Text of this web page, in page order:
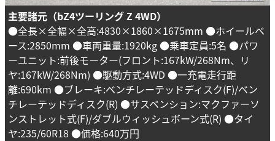
主要諸元（bZ4ツーリング Z 4WD）
●全長×全幅×全高:4830×1860×1675mm ●ホイールベ
ース:2850mm ●車両重量:1920kg ●乗車定員:5名 ●パワ
ーユニット:前後モーター(フロント:167kW/268Nm、リ
ヤ:167kW/268Nm) ●駆動方式:4WD ●一充電走行距
離:690km ●ブレーキ:ベンチレーテッドディスク(F)/ベン
チレーテッドディスク(R) ●サスペンション:マクファーソ
ンストレット式(F)/ダブルウィッシュボーン式(R) ●タイ
ヤ:235/60R18 ●価格:640万円